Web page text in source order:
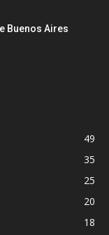
Buenos Aires
49
35
25
20
18